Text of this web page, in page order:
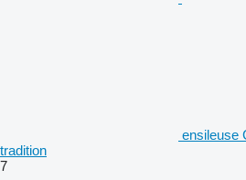
ensileuse
tradition
7